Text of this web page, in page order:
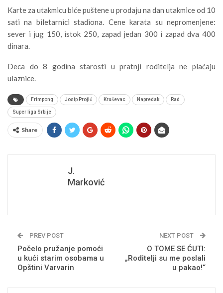
Karte za utakmicu biće puštene u prodaju na dan utakmice od 10
sati na biletarnici stadiona. Cene karata su nepromenjene:
sever i jug 150, istok 250, zapad jedan 300 i zapad dva 400
dinara.
Deca do 8 godina starosti u pratnji roditelja ne plaćaju
ulaznice.
Frimpong Josip Projić Kruševac Napredak Rad
Super liga Srbije
Share
J.
Marković
PREV POST
Počelo pružanje pomoći
u kući starim osobama u
Opštini Varvarin
NEXT POST
O TOME SE ĆUTI:
„Roditelji su me poslali
u pakao!“